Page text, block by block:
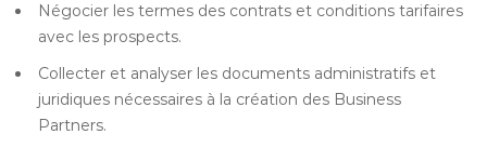
Négocier les termes des contrats et conditions tarifaires
avec les prospects.
Collecter et analyser les documents administratifs et
juridiques nécessaires à la création des Business
Partners.